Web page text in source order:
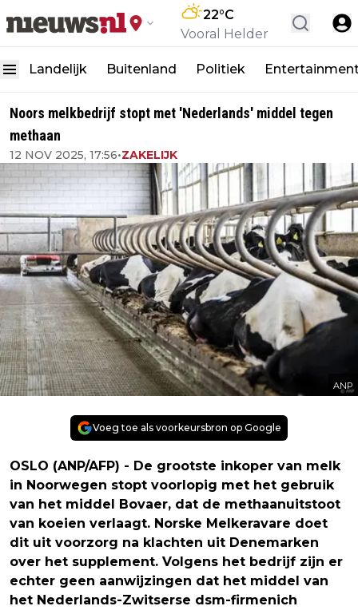
22°C
Vooral Helder
Landelijk Buitenland Politiek
Noors melkbedrijf stopt met 'Nederlands' middel tegen
methaan
12 NOV 2025, 17:56•ZAKELIJK
ANP
Voeg toe als voorkeursbron op Google
OSLO (ANP/AFP) - De grootste inkoper van melk
in Noorwegen stopt voorlopig met het gebruik
van het middel Bovaer, dat de methaanuitstoot
van koeien verlaagt. Norske Melkeravare doet
dit uit voorzorg na klachten uit Denemarken
over het supplement. Volgens het bedrijf zijn er
echter geen aanwijzingen dat het middel van
het Nederlands-Zwitserse dsm-firmenich